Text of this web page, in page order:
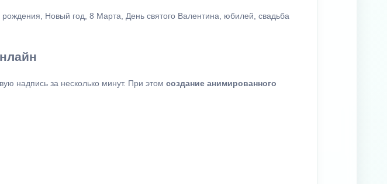
Новый год, 8 Марта, День святого Валентина, юбилей, свадьба
надпись за несколько минут. При этом создание анимированного